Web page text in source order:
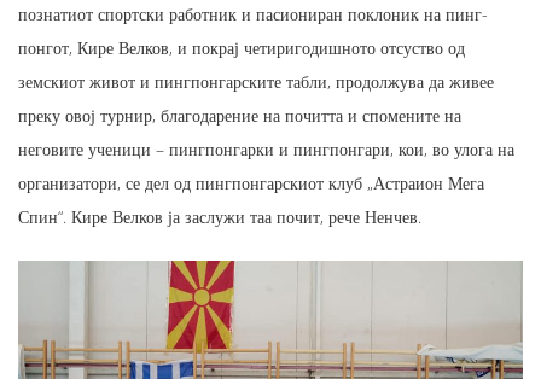
познатиот спортски работник и пасиониран поклоник на пинг-
понгот, Кире Велков, и покрај четиригодишното отсуство од
земскиот живот и пингпонгарските табли, продолжува да живее
преку овој турнир, благодарение на почитта и спомените на
неговите ученици – пингпонгарки и пингпонгари, кои, во улога на
организатори, се дел од пингпонгарскиот клуб „Астраион Мега
Спин“. Кире Велков ја заслужи таа почит, рече Ненчев.